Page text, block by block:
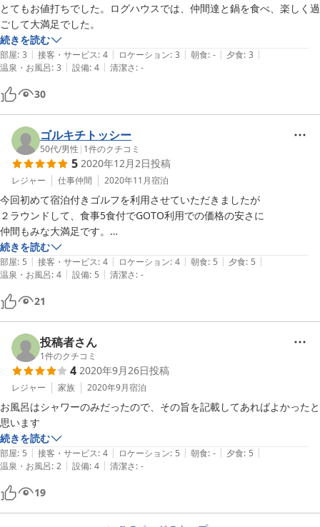
とてもお値打ちでした。ログハウスでは、仲間達と鍋を食べ、楽しく過
ごして大満足でした。
続きを読む
部屋: 3 | 接客・サービス: 4 | ロケーション: 3 | 朝食: - | 夕食: 3 |
温泉・お風呂: 3 | 設備: 4 | 清潔さ: -
30
ゴルキチトッシー
50代/男性 | 1件のクチコミ
5 2020年12月2日投稿
レジャー 仕事仲間 2020年11月宿泊
今回初めて宿泊付きゴルフを利用させていただきましたが
２ラウンドして、食事5食付でGOTO利用での価格の安さに
仲間もみな大満足です。
又機会があれば利用したいです。
続きを読む
部屋: 5 | 接客・サービス: 4 | ロケーション: 4 | 朝食: 5 | 夕食: 5 |
温泉・お風呂: 4 | 設備: 5 | 清潔さ: -
21
投稿者さん
1件のクチコミ
4 2020年9月26日投稿
レジャー 家族 2020年9月宿泊
お風呂はシャワーのみだったので、その旨を記載してあればよかったと
思います
続きを読む
部屋: 5 | 接客・サービス: 4 | ロケーション: 5 | 朝食: - | 夕食: 5 |
温泉・お風呂: 2 | 設備: 4 | 清潔さ: -
19